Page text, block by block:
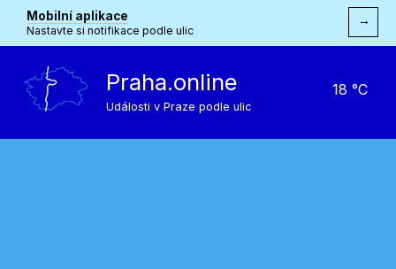
Mobilní aplikace
Nastavte si notifikace podle ulic
→
Praha.online
Události v Praze podle ulic
18 °C